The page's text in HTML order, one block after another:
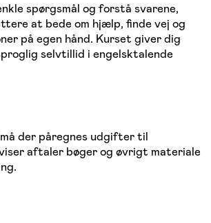
spørgsmål og forstå svarene,
at bede om hjælp, finde vej og
på egen hånd. Kurset giver dig
selvtillid i engelsktalende
der påregnes udgifter til
aftaler bøger og øvrigt materiale